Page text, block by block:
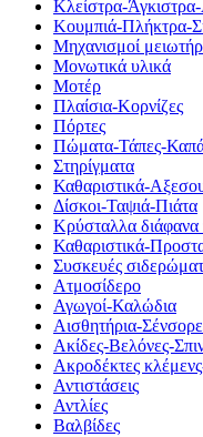
Κλείστρα-
Κουμπιά-Πλήκτρα-
Μηχανισμοί
Μονωτικά υλικά
Μοτέρ
Πλαίσια-Κορνίζες
Πόρτες
Πώματα-Τάπες-
Στηρίγματα
Καθαριστικά-
Δίσκοι-Ταψιά-Πιάτα
Κρύσταλλα διάφανα
Καθαριστικά-
Συσκευές
Ατμοσίδερο
Αγωγοί-Καλώδια
Αισθητήρια-
Ακίδες-Βελόνες-
Ακροδέκτες
Αντιστάσεις
Αντλίες
Βαλβίδες